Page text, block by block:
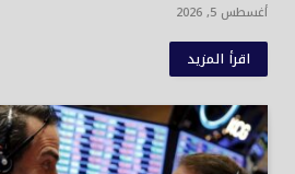
أغسطس 5, 2026
اقرأ المزيد